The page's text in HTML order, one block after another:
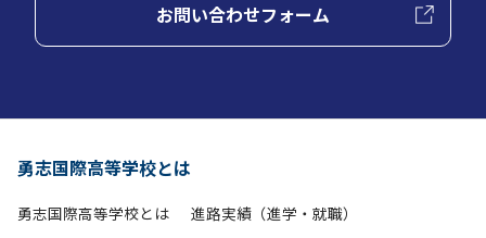
お問い合わせフォーム
勇志国際高等学校とは
勇志国際高等学校とは
進路実績（進学・就職）